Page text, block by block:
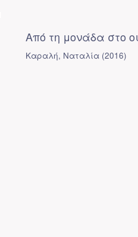
Από τη μονάδα στο
Καραλή, Ναταλία (2016)